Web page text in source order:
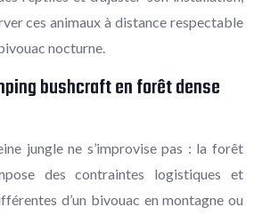
ces animaux à distance respectable
nocturne.
bushcraft en forêt dense
jungle ne s’improvise pas : la forêt
des contraintes logistiques et
d’un bivouac en montagne ou